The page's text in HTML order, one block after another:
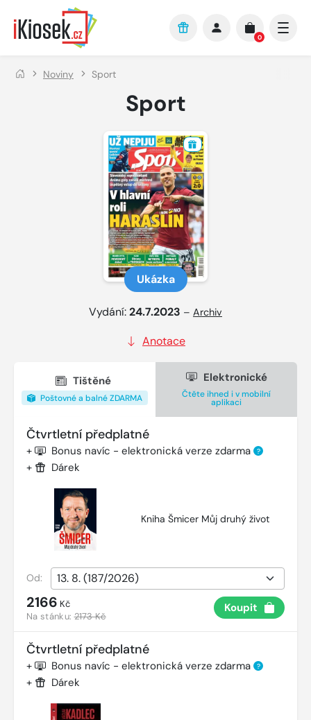
Přejít na hlavní obsah
0
Noviny Sport
Sport
Ukázka
Vydání:24.7.2023 – Archiv
Anotace
Tištěné
Poštovné a balné ZDARMA
Elektronické
Čtěte ihned i v mobilní
aplikaci
Čtvrtletní předplatné
+ Bonus navíc - elektronická verze zdarma ?
+ Dárek
Kniha Šmicer Můj druhý život
Od:
2166 Kč
Na stánku:2173 Kč
Koupit
Čtvrtletní předplatné
+ Bonus navíc - elektronická verze zdarma ?
+ Dárek